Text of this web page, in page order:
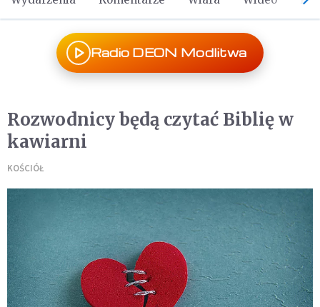
Radio DEON Modlitwa
Rozwodnicy będą czytać Biblię w
kawiarni
KOŚCIÓŁ